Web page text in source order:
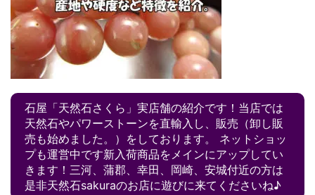
石屋「天然石さくら」実店舗の紹介です！当店では
天然石やパワーストーンを直輸入し、販売（卸し販
売も始めました。）をしております。 ネットショッ
プも運営中です新入荷商品をメインにアップしてい
きます！三河、蒲郡、幸田、岡崎、安城付近の方は
是非天然石sakuraのお店に遊びに来てくださいね♪